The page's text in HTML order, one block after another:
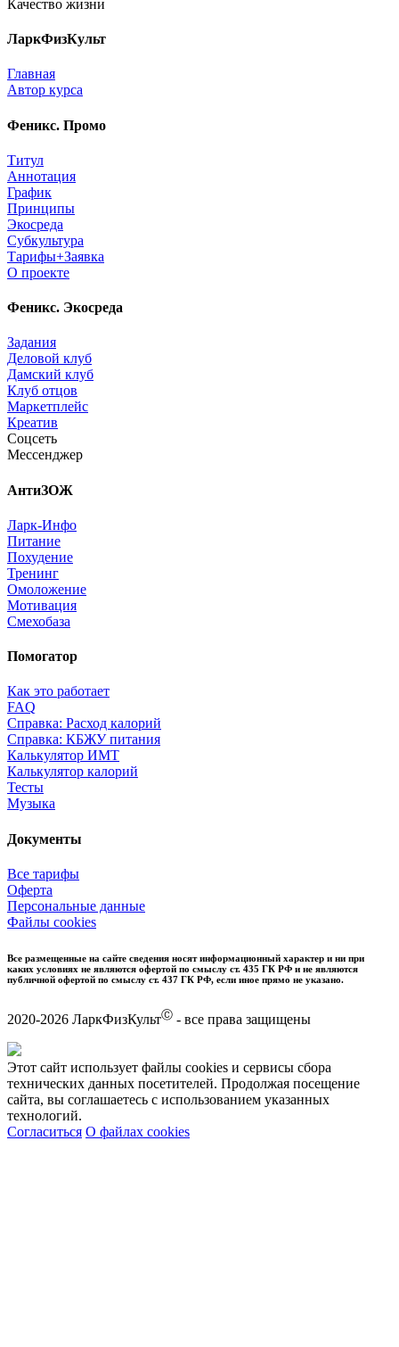
Качество жизни
ЛаркФизКульт
Главная
Автор курса
Феникс. Промо
Титул
Аннотация
График
Принципы
Экосреда
Субкультура
Тарифы+Заявка
О проекте
Феникс. Экосреда
Задания
Деловой клуб
Дамский клуб
Клуб отцов
Маркетплейс
Креатив
Соцсеть
Мессенджер
АнтиЗОЖ
Ларк-Инфо
Питание
Похудение
Тренинг
Омоложение
Мотивация
Смехобаза
Помогатор
Как это работает
FAQ
Справка: Расход калорий
Справка: КБЖУ питания
Калькулятор ИМТ
Калькулятор калорий
Тесты
Музыка
Документы
Все тарифы
Оферта
Персональные данные
Файлы cookies
Все размещенные на сайте сведения носят информационный характер и ни при
каких условиях не являются офертой по смыслу ст. 435 ГК РФ и не являются
публичной офертой по смыслу ст. 437 ГК РФ, если иное прямо не указано.
2020-2026 ЛаркФизКультⒸ - все права защищены
Этот сайт использует файлы cookies и сервисы сбора
технических данных посетителей. Продолжая посещение
сайта, вы соглашаетесь с использованием указанных
технологий.
Согласиться О файлах cookies